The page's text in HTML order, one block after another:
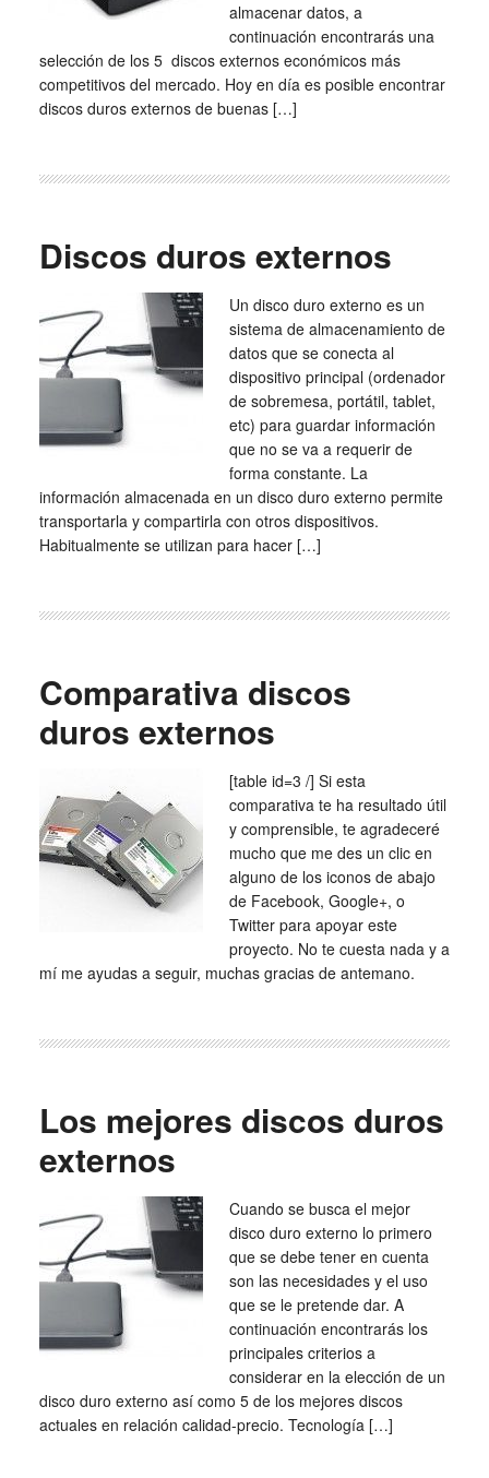
almacenar datos, a
continuación encontrarás una
selección de los 5 discos externos económicos más
competitivos del mercado. Hoy en día es posible encontrar
discos duros externos de buenas […]
Discos duros externos
Un disco duro externo es un
sistema de almacenamiento de
datos que se conecta al
dispositivo principal (ordenador
de sobremesa, portátil, tablet,
etc) para guardar información
que no se va a requerir de
forma constante. La
información almacenada en un disco duro externo permite
transportarla y compartirla con otros dispositivos.
Habitualmente se utilizan para hacer […]
Comparativa discos
duros externos
[table id=3 /] Si esta
comparativa te ha resultado útil
y comprensible, te agradeceré
mucho que me des un clic en
alguno de los iconos de abajo
de Facebook, Google+, o
Twitter para apoyar este
proyecto. No te cuesta nada y a
mí me ayudas a seguir, muchas gracias de antemano.
Los mejores discos duros
externos
Cuando se busca el mejor
disco duro externo lo primero
que se debe tener en cuenta
son las necesidades y el uso
que se le pretende dar. A
continuación encontrarás los
principales criterios a
considerar en la elección de un
disco duro externo así como 5 de los mejores discos
actuales en relación calidad-precio. Tecnología […]